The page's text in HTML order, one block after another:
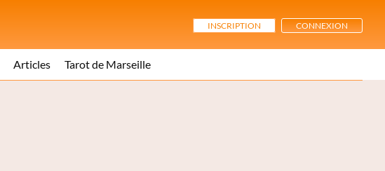
INSCRIPTION CONNEXION
Articles Tarot de Marseille